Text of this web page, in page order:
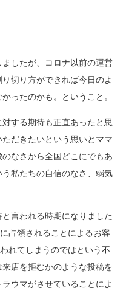
したが、コロナ以前の運営
切り方ができれば今日のよ
ったのかも。ということ。
する期待も正直あったと思
だきたいという思いとママ
なさから全国どこにでもあ
私たちの自信のなさ、弱気
言われる時期になりました
占領されることによるお客
れてしまうのではという不
店を拒むかのような投稿を
ウマがさせていることによ